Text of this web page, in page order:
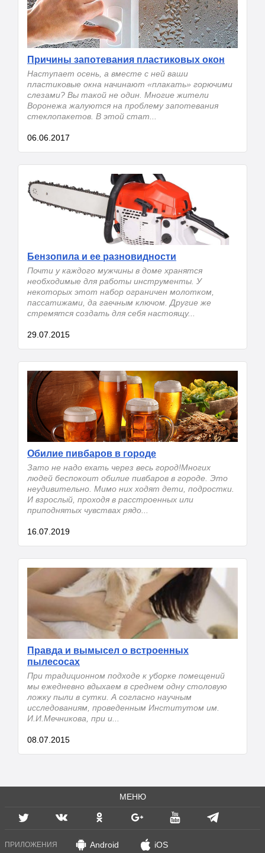
Причины запотевания пластиковых окон
Наступает осень, а вместе с ней ваши
пластиковые окна начинают «плакать» горючими
слезами? Вы такой не один. Многие жители
Воронежа жалуются на проблему запотевания
стеклопакетов. В этой стат...
06.06.2017
Бензопила и ее разновидности
Почти у каждого мужчины в доме хранятся
необходимые для работы инструменты. У
некоторых этот набор ограничен молотком,
пассатижами, да гаечным ключом. Другие же
стремятся создать для себя настоящу...
29.07.2015
Обилие пивбаров в городе
Зато не надо ехать через весь город!Многих
людей беспокоит обилие пивбаров в городе. Это
неудивительно. Мимо них ходят дети, подростки.
И взрослый, проходя в расстроенных или
приподнятых чувствах рядо...
16.07.2019
Правда и вымысел о встроенных
пылесосах
При традиционном подходе к уборке помещений
мы ежедневно вдыхаем в среднем одну столовую
ложку пыли в сутки. А согласно научным
исследованиям, проведенным Институтом им.
И.И.Мечникова, при и...
08.07.2015
МЕНЮ
ПРИЛОЖЕНИЯ Android iOS